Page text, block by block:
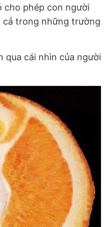
cho phép con người
cả trong những trường
qua cái nhìn của người